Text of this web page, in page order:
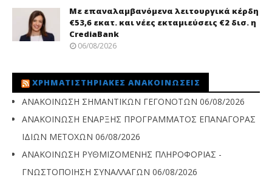
Με επαναλαμβανόμενα λειτουργικά κέρδη
€53,6 εκατ. και νέες εκταμιεύσεις €2 δισ. η
CrediaBank
06/08/2026
ΧΡΗΜΑΤΙΣΤΗΡΙΑΚΈΣ ΑΝΑΚΟΙΝΏΣΕΙΣ
ΑΝΑΚΟΙΝΩΣΗ ΣΗΜΑΝΤΙΚΩΝ ΓΕΓΟΝΟΤΩΝ 06/08/2026
ΑΝΑΚΟΙΝΩΣΗ ΕΝΑΡΞΗΣ ΠΡΟΓΡΑΜΜΑΤΟΣ ΕΠΑΝΑΓΟΡΑΣ
ΙΔΙΩΝ ΜΕΤΟΧΩΝ 06/08/2026
ΑΝΑΚΟΙΝΩΣΗ ΡΥΘΜΙΖΟΜΕΝΗΣ ΠΛΗΡΟΦΟΡΙΑΣ -
ΓΝΩΣΤΟΠΟΙΗΣΗ ΣΥΝΑΛΛΑΓΩΝ 06/08/2026